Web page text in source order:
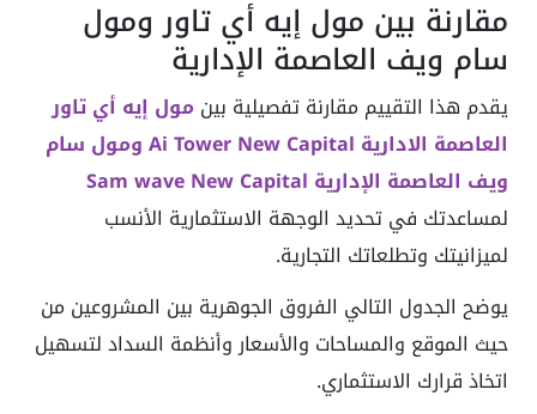
مقارنة بين مول إيه أي تاور ومول
سام ويف العاصمة الإدارية
يقدم هذا التقييم مقارنة تفصيلية بين مول إيه أي تاور
العاصمة الادارية Ai Tower New Capital
ومول سام
ويف العاصمة الإدارية Sam wave New Capital
لمساعدتك في تحديد الوجهة الاستثمارية الأنسب
لميزانيتك وتطلعاتك التجارية.
يوضح الجدول التالي الفروق الجوهرية بين المشروعين من
حيث الموقع والمساحات والأسعار وأنظمة السداد لتسهيل
اتخاذ قرارك الاستثماري.